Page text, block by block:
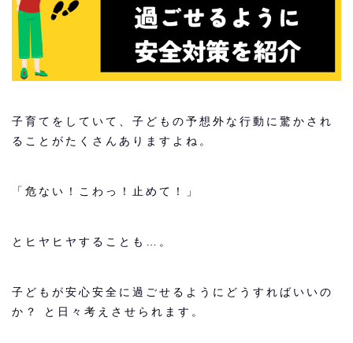
子育てをしていて、子どもの予想外な行動に驚かされ
ることがたくさんありますよね。
「危ない！こわっ！止めて！」
とヒヤヒヤすることも…。
子どもが安心安全に過ごせるようにどうすればいいの
か？ と日々考えさせられます。